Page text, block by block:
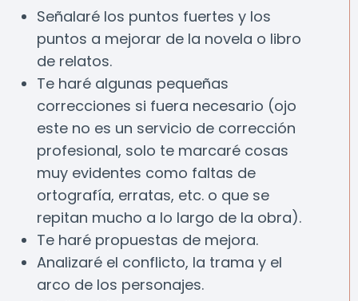
Señalaré los puntos fuertes y los
puntos a mejorar de la novela o libro
de relatos.
Te haré algunas pequeñas
correcciones si fuera necesario (ojo
este no es un servicio de corrección
profesional, solo te marcaré cosas
muy evidentes como faltas de
ortografía, erratas, etc. o que se
repitan mucho a lo largo de la obra).
Te haré propuestas de mejora.
Analizaré el conflicto, la trama y el
arco de los personajes.